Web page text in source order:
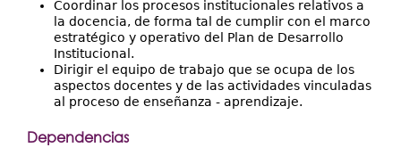
Coordinar los procesos institucionales relativos a
la docencia, de forma tal de cumplir con el marco
estratégico y operativo del Plan de Desarrollo
Institucional.
Dirigir el equipo de trabajo que se ocupa de los
aspectos docentes y de las actividades vinculadas
al proceso de enseñanza - aprendizaje.
Dependencias